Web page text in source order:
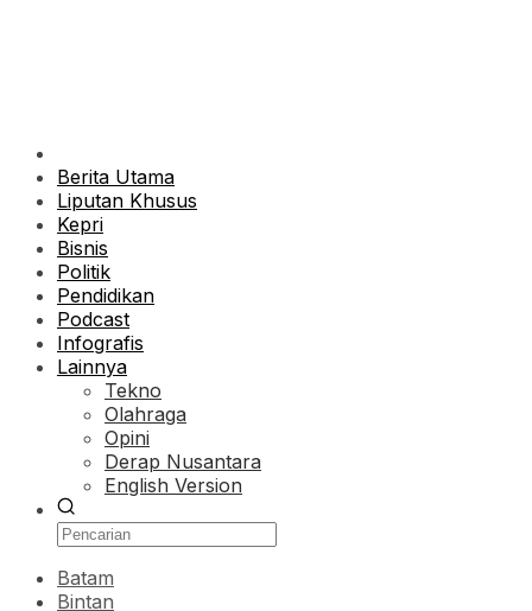
Berita Utama
Liputan Khusus
Kepri
Bisnis
Politik
Pendidikan
Podcast
Infografis
Lainnya
Tekno
Olahraga
Opini
Derap Nusantara
English Version
Batam
Bintan